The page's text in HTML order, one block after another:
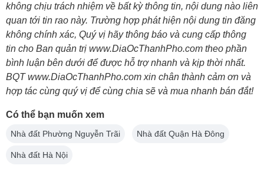
không chịu trách nhiệm về bất kỳ thông tin, nội dung nào liên
quan tới tin rao này. Trường hợp phát hiện nội dung tin đăng
không chính xác, Quý vị hãy thông báo và cung cấp thông
tin cho Ban quản trị www.DiaOcThanhPho.com theo phần
bình luận bên dưới để được hỗ trợ nhanh và kịp thời nhất.
BQT www.DiaOcThanhPho.com xin chân thành cảm ơn và
hợp tác cùng quý vị để cùng chia sẽ và mua nhanh bán đắt!
Có thể bạn muốn xem
Nhà đất Phường Nguyễn Trãi Nhà đất Quận Hà Đông
Nhà đất Hà Nội